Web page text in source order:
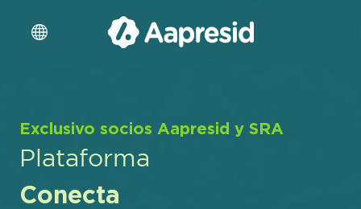
Exclusivo socios Aapresid y SRA
Plataforma
Conecta